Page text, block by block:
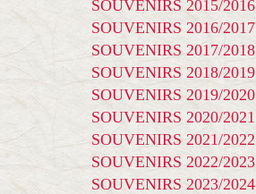
SOUVENIRS 2015/2016
SOUVENIRS 2016/2017
SOUVENIRS 2017/2018
SOUVENIRS 2018/2019
SOUVENIRS 2019/2020
SOUVENIRS 2020/2021
SOUVENIRS 2021/2022
SOUVENIRS 2022/2023
SOUVENIRS 2023/2024